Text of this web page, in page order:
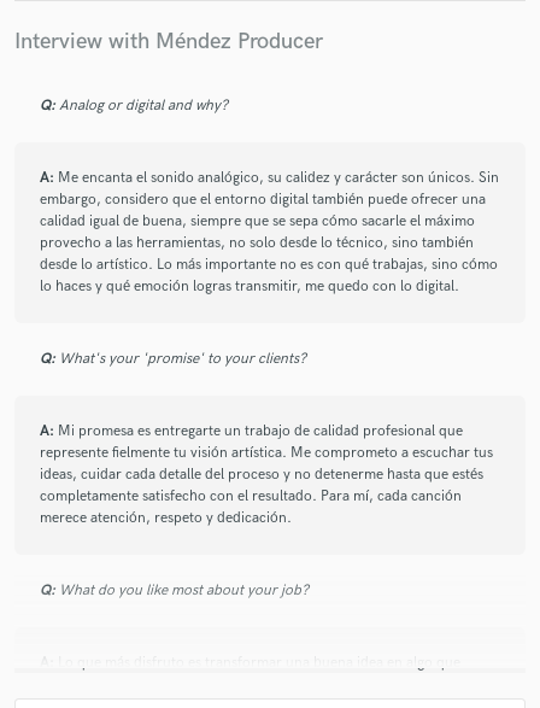
Interview with Méndez Producer
Q: Analog or digital and why?
A: Me encanta el sonido analógico, su calidez y carácter son únicos. Sin
embargo, considero que el entorno digital también puede ofrecer una
calidad igual de buena, siempre que se sepa cómo sacarle el máximo
provecho a las herramientas, no solo desde lo técnico, sino también
desde lo artístico. Lo más importante no es con qué trabajas, sino cómo
lo haces y qué emoción logras transmitir, me quedo con lo digital.
Q: What's your 'promise' to your clients?
A: Mi promesa es entregarte un trabajo de calidad profesional que
represente fielmente tu visión artística. Me comprometo a escuchar tus
ideas, cuidar cada detalle del proceso y no detenerme hasta que estés
completamente satisfecho con el resultado. Para mí, cada canción
merece atención, respeto y dedicación.
Q: What do you like most about your job?